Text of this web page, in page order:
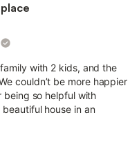
with 2 kids, and the
couldn’t be more happier
being so helpful with
house in an